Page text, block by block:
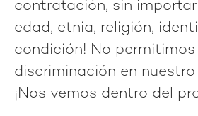
contratación, sin importar
edad, etnia, religión,
condición! No
discriminación en nuestro
¡Nos vemos dentro del